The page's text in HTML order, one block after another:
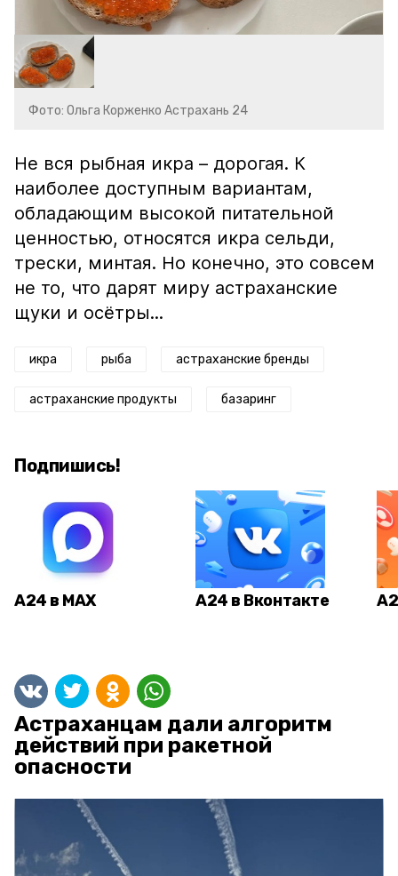
Фото: Ольга Корженко Астрахань 24
Не вся рыбная икра – дорогая. К
наиболее доступным вариантам,
обладающим высокой питательной
ценностью, относятся икра сельди,
трески, минтая. Но конечно, это совсем
не то, что дарят миру астраханские
щуки и осётры...
икра рыба астраханские бренды
астраханские продукты базаринг
Подпишись!
А24 в MAX А24 в Вконтакте
Астраханцам дали алгоритм
действий при ракетной
опасности